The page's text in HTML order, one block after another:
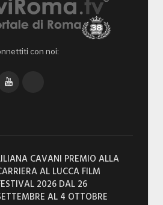
con noi:
YouTube
CAVANI PREMIO ALLA
AL LUCCA FILM
2026 DAL 26
AL 4 OTTOBRE